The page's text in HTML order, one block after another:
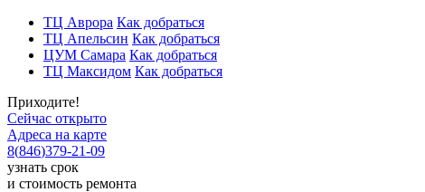
ТЦ Аврора Как добраться
ТЦ Апельсин Как добраться
ЦУМ Самара Как добраться
ТЦ Максидом Как добраться
Приходите!
Сейчас открыто
Адреса на карте
8(846)379-21-09
узнать срок
и стоимость ремонта